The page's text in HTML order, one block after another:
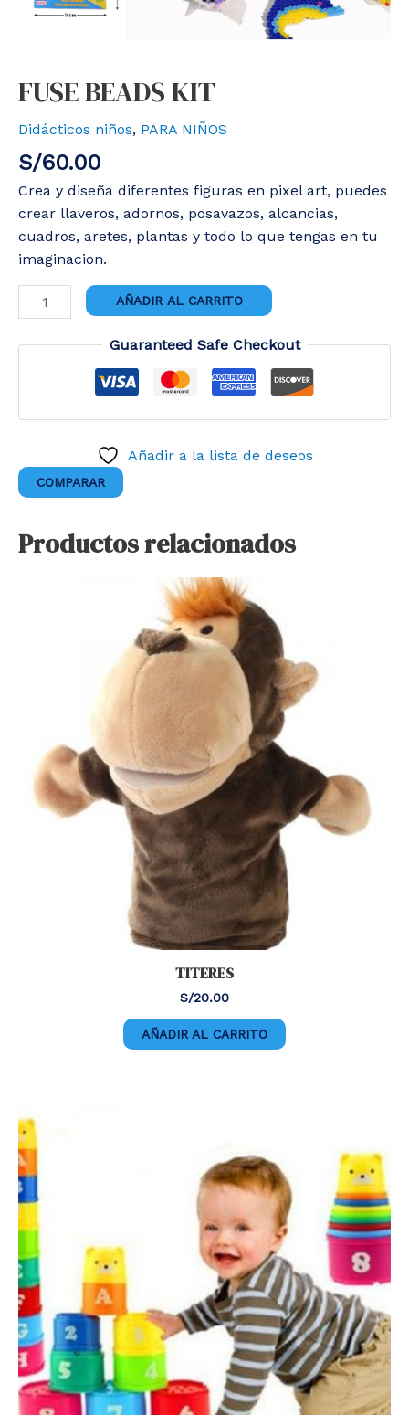
FUSE BEADS KIT
Didácticos niños, PARA NIÑOS
S/60.00
Crea y diseña diferentes figuras en pixel art, puedes
crear llaveros, adornos, posavazos, alcancias,
cuadros, aretes, plantas y todo lo que tengas en tu
imaginacion.
FUSE
BEADS
KIT
AÑADIR AL CARRITO
Guaranteed Safe Checkout
Añadir a la lista de deseos
COMPARAR
Productos relacionados
TITERES
S/20.00
AÑADIR AL CARRITO